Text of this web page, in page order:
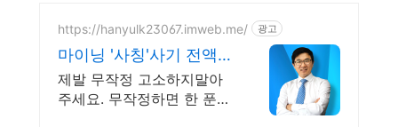
https://hanyulk23067.imweb.me/ 광고
마이닝 '사칭'사기 전액승
소(3억7천) 사례보유
제발 무작정 고소하지말아
주세요. 무작정하면 한 푼도